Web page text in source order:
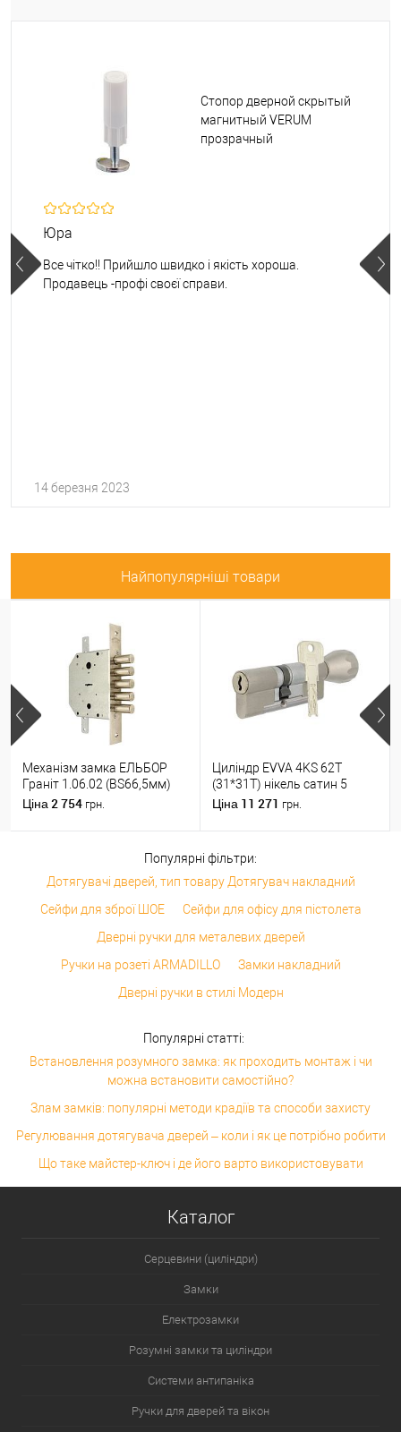
Стопор дверной скрытый
магнитный VERUM
прозрачный
Юра
Все чітко!! Прийшло швидко і якість хороша.
Продавець -профі своєї справи.
14 березня 2023
Найпопулярніші товари
Механізм замка ЕЛЬБОР
Граніт 1.06.02 (BS66,5мм)
(н)
Ціна 2 754 грн.
Циліндр EVVA 4KS 62T
(31*31T) нікель сатин 5
ключів
Ціна 11 271 грн.
Популярні фільтри:
Дотягувачі дверей, тип товару Дотягувач накладний
Сейфи для зброї ШОЕ
Сейфи для офісу для пістолета
Дверні ручки для металевих дверей
Ручки на розеті ARMADILLO
Замки накладний
Дверні ручки в стилі Модерн
Популярні статті:
Встановлення розумного замка: як проходить монтаж і чи
можна встановити самостійно?
Злам замків: популярні методи крадіїв та способи захисту
Регулювання дотягувача дверей – коли і як це потрібно робити
Що таке майстер-ключ і де його варто використовувати
Каталог
Серцевини (циліндри)
Замки
Електрозамки
Розумні замки та циліндри
Системи антипаніка
Ручки для дверей та вікон